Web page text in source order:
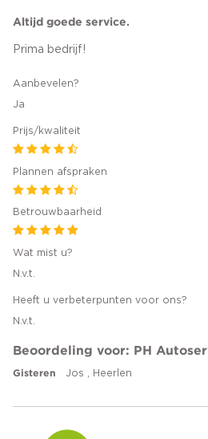
Altijd goede service.
Prima bedrijf!
Aanbevelen?
Ja
Prijs/kwaliteit
Plannen afspraken
Betrouwbaarheid
Wat mist u?
N.v.t.
Heeft u verbeterpunten voor ons?
N.v.t.
Beoordeling voor: PH
Gisteren Jos , Heerlen